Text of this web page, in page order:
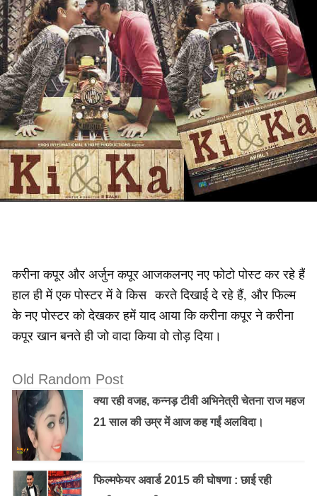
करीना कपूर और अर्जुन कपूर आजकलनए नए फोटो पोस्ट कर रहे हैं
हाल ही में एक पोस्टर में वे किस करते दिखाई दे रहे हैं, और फिल्म
के नए पोस्टर को देखकर हमें याद आया कि करीना कपूर ने करीना
कपूर खान बनते ही जो वादा किया वो तोड़ दिया।
Old Random Post
क्या रही वजह, कन्नड़ टीवी अभिनेत्री चेतना राज महज
21 साल की उम्र में आज कह गईं अलविदा।
फिल्मफेयर अवार्ड 2015 की घोषणा : छाई रही